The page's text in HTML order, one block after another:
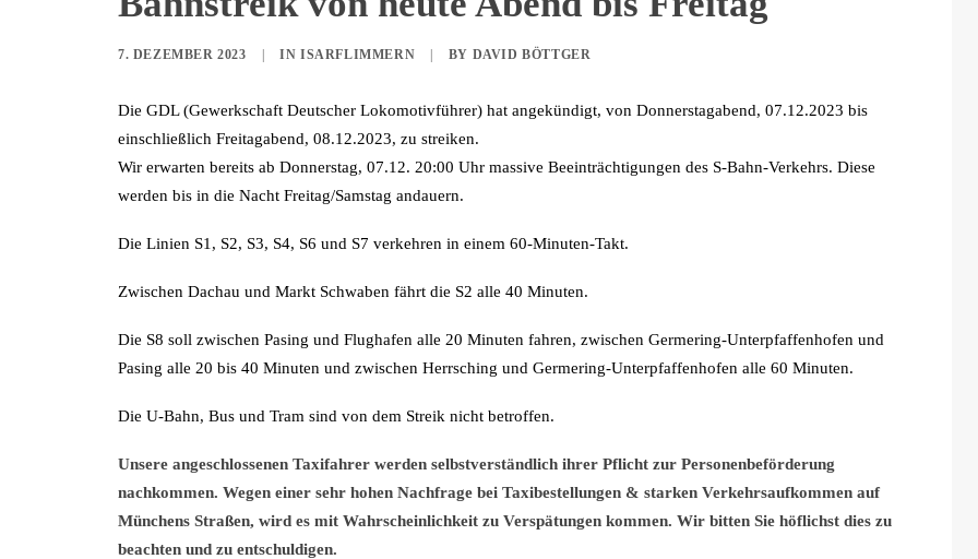
7. DEZEMBER 2023 INISARFLIMMERN BY DAVID BÖTTGER
Die GDL (Gewerkschaft Deutscher Lokomotivführer) hat angekündigt, von Donnerstagabend, 07.12.2023 bis
einschließlich Freitagabend, 08.12.2023, zu streiken.
Wir erwarten bereits ab Donnerstag, 07.12. 20:00 Uhr massive Beeinträchtigungen des S-Bahn-Verkehrs. Diese
werden bis in die Nacht Freitag/Samstag andauern.
Die Linien S1, S2, S3, S4, S6 und S7 verkehren in einem 60-Minuten-Takt.
Zwischen Dachau und Markt Schwaben fährt die S2 alle 40 Minuten.
Die S8 soll zwischen Pasing und Flughafen alle 20 Minuten fahren, zwischen Germering-Unterpfaffenhofen und
Pasing alle 20 bis 40 Minuten und zwischen Herrsching und Germering-Unterpfaffenhofen alle 60 Minuten.
Die U-Bahn, Bus und Tram sind von dem Streik nicht betroffen.
Unsere angeschlossenen Taxifahrer werden selbstverständlich ihrer Pflicht zur Personenbeförderung
nachkommen. Wegen einer sehr hohen Nachfrage bei Taxibestellungen & starken Verkehrsaufkommen auf
Münchens Straßen, wird es mit Wahrscheinlichkeit zu Verspätungen kommen. Wir bitten Sie höflichst dies zu
beachten und zu entschuldigen.